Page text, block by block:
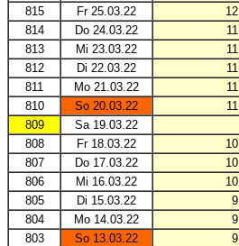
815 Fr 25.03.22
814
Do 24.03.22
813
Mi 23.03.22
812
Di 22.03.22
811
Mo 21.03.22
810
So 20.03.22
809
Sa 19.03.22
808
Fr 18.03.22
807
Do 17.03.22
806
Mi 16.03.22
805
Di 15.03.22
804
Mo 14.03.22
803
So 13.03.22